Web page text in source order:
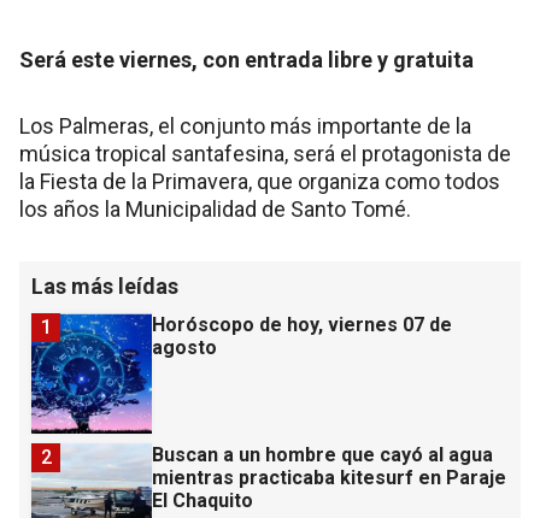
Será este viernes, con entrada libre y gratuita
Los Palmeras, el conjunto más importante de la
música tropical santafesina, será el protagonista de
la Fiesta de la Primavera, que organiza como todos
los años la Municipalidad de Santo Tomé.
Las más leídas
Horóscopo de hoy, viernes 07 de
agosto
1
Buscan a un hombre que cayó al agua
mientras practicaba kitesurf en Paraje
El Chaquito
2